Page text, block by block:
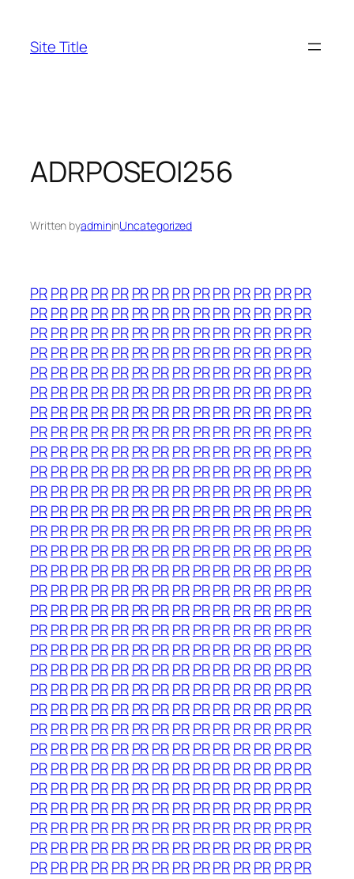
content
Site Title
ADRPOSEOI256
Written byadmininUncategorized
PRPRPRPRPR PRPRPRPRPRPRPR PRPR
PRPRPRPRPR PRPRPRPRPRPRPR PRPR
PRPRPRPRPR PRPRPRPRPRPRPR PRPR
PRPRPRPRPR PRPRPRPRPRPRPR PRPR
PRPRPRPRPR PRPRPRPRPRPRPR PRPR
PRPRPRPRPR PRPRPRPRPRPRPR PRPR
PRPRPRPRPR PRPRPRPRPRPRPR PRPR
PRPRPRPRPR PRPRPRPRPRPRPR PRPR
PRPRPRPRPR PRPRPRPRPRPRPR PRPR
PRPRPRPRPR PRPRPRPRPRPRPR PRPR
PRPRPRPRPR PRPRPRPRPRPRPR PRPR
PRPRPRPRPR PRPRPRPRPRPRPR PRPR
PRPRPRPRPR PRPRPRPRPRPRPR PRPR
PRPRPRPRPR PRPRPRPRPRPRPR PRPR
PRPRPRPRPR PRPRPRPRPRPRPR PRPR
PRPRPRPRPR PRPRPRPRPRPRPR PRPR
PRPRPRPRPR PRPRPRPRPRPRPR PRPR
PRPRPRPRPR PRPRPRPRPRPRPR PRPR
PRPRPRPRPR PRPRPRPRPRPRPR PRPR
PRPRPRPRPR PRPRPRPRPRPRPR PRPR
PRPRPRPRPR PRPRPRPRPRPRPR PRPR
PRPRPRPRPR PRPRPRPRPRPRPR PRPR
PRPRPRPRPR PRPRPRPRPRPRPR PRPR
PRPRPRPRPR PRPRPRPRPRPRPR PRPR
PRPRPRPRPR PRPRPRPRPRPRPR PRPR
PRPRPRPRPR PRPRPRPRPRPRPR PRPR
PRPRPRPRPR PRPRPRPRPRPRPR PRPR
PRPRPRPRPR PRPRPRPRPRPRPR PRPR
PRPRPRPRPR PRPRPRPRPRPRPR PRPR
PRPRPRPRPR PRPRPRPRPRPRPR PRPR